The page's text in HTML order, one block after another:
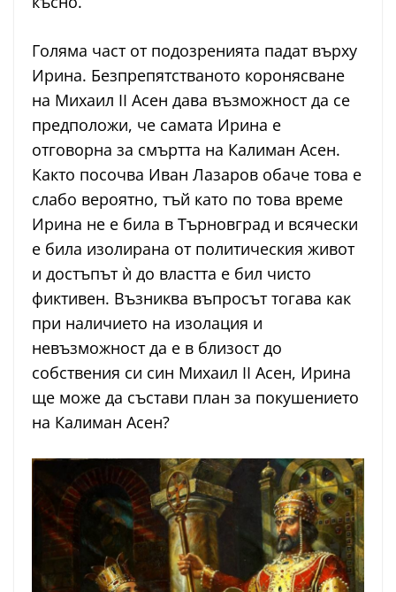
Голяма част от подозренията падат върху
Ирина. Безпрепятстваното коронясване
на Михаил II Асен дава възможност да се
предположи, че самата Ирина е
отговорна за смъртта на Калиман Асен.
Както посочва Иван Лазаров обаче това е
слабо вероятно, тъй като по това време
Ирина не е била в Търновград и всячески
е била изолирана от политическия живот
и достъпът ѝ до властта е бил чисто
фиктивен. Възниква въпросът тогава как
при наличието на изолация и
невъзможност да е в близост до
собствения си син Михаил II Асен, Ирина
ще може да състави план за покушението
на Калиман Асен?